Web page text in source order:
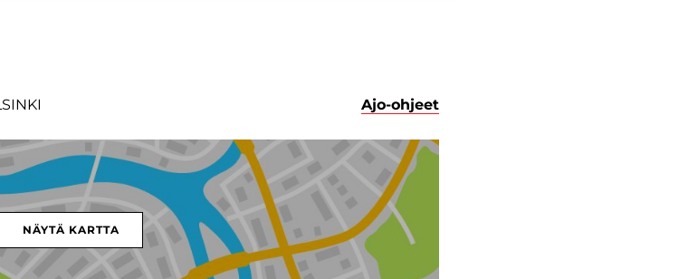
Ajo-ohjeet
NÄYTÄ KARTTA